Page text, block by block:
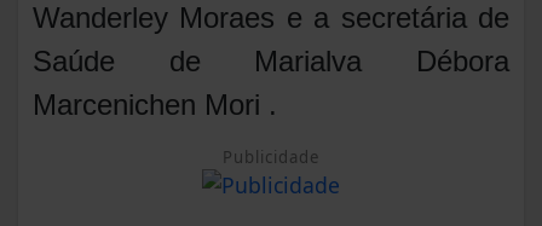
Wanderley Moraes e a secretária de
Saúde de Marialva Débora
Marcenichen Mori .
Publicidade